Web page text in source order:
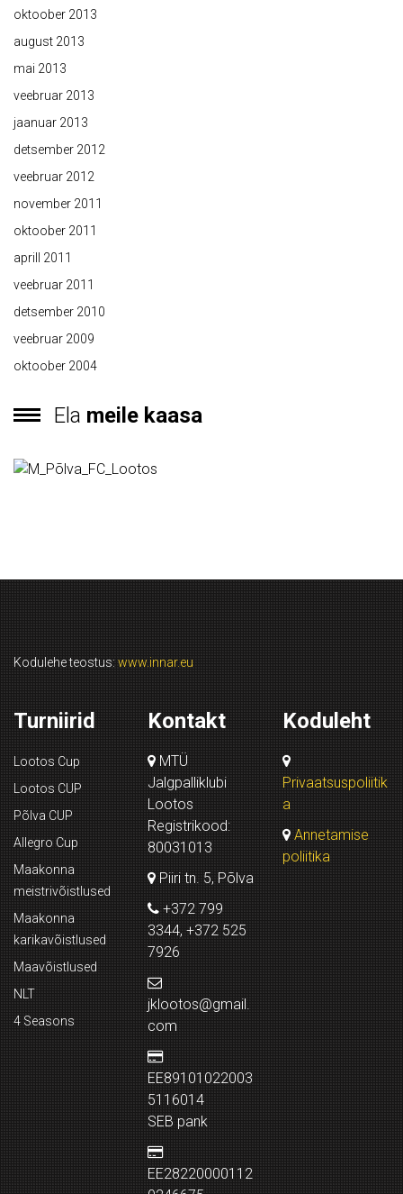
oktoober 2013
august 2013
mai 2013
veebruar 2013
jaanuar 2013
detsember 2012
veebruar 2012
november 2011
oktoober 2011
aprill 2011
veebruar 2011
detsember 2010
veebruar 2009
oktoober 2004
Ela meile kaasa
Kodulehe teostus: www.innar.eu
Turniirid
Lootos Cup
Lootos CUP
Põlva CUP
Allegro Cup
Maakonna
meistrivõistlused
Maakonna
karikavõistlused
Maavõistlused
NLT
4 Seasons
Kontakt
MTÜ
Jalgpalliklubi
Lootos
Registrikood:
80031013
Piiri tn. 5, Põlva
+372 799
3344, +372 525
7926
jklootos@gmail.
com
EE89101022003
5116014
SEB pank
EE28220000112
Koduleht
Privaatsuspoliitik
a
Annetamise
poliitika